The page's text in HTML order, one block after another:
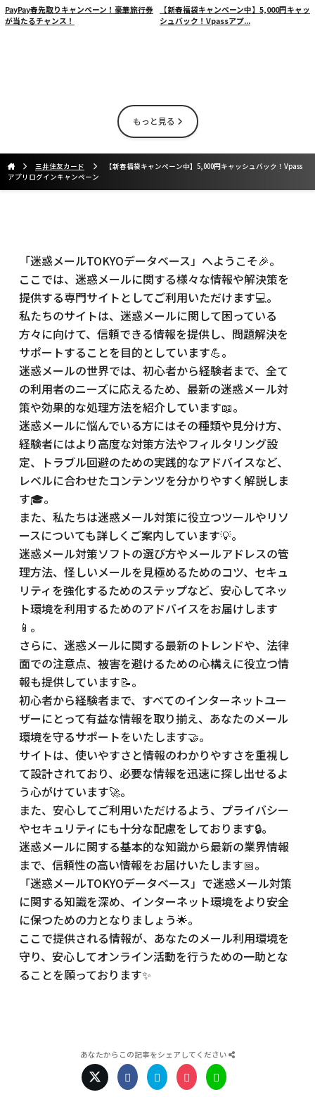
PayPay春先取りキャンペーン！豪華旅行券
が当たるチャンス！
【新春福袋キャンペーン中】5,000円キャッ
シュバック！Vpassアプ...
もっと見る
三井住友カード
【新春福袋キャンペーン中】5,000円キャッシュバック！Vpass
アプリログインキャンペーン
「迷惑メールTOKYOデータベース」へようこそ🎉。
ここでは、迷惑メールに関する様々な情報や解決策を
提供する専門サイトとしてご利用いただけます💻。
私たちのサイトは、迷惑メールに関して困っている
方々に向けて、信頼できる情報を提供し、問題解決を
サポートすることを目的としています💪。
迷惑メールの世界では、初心者から経験者まで、全て
の利用者のニーズに応えるため、最新の迷惑メール対
策や効果的な処理方法を紹介しています📖。
迷惑メールに悩んでいる方にはその種類や見分け方、
経験者にはより高度な対策方法やフィルタリング設
定、トラブル回避のための実践的なアドバイスなど、
レベルに合わせたコンテンツを分かりやすく解説しま
す🎓。
また、私たちは迷惑メール対策に役立つツールやリソ
ースについても詳しくご案内しています💡。
迷惑メール対策ソフトの選び方やメールアドレスの管
理方法、怪しいメールを見極めるためのコツ、セキュ
リティを強化するためのステップなど、安心してネッ
ト環境を利用するためのアドバイスをお届けします
📱。
さらに、迷惑メールに関する最新のトレンドや、法律
面での注意点、被害を避けるための心構えに役立つ情
報も提供しています📝。
初心者から経験者まで、すべてのインターネットユー
ザーにとって有益な情報を取り揃え、あなたのメール
環境を守るサポートをいたします🤝。
サイトは、使いやすさと情報のわかりやすさを重視し
て設計されており、必要な情報を迅速に探し出せるよ
う心がけています🚀。
また、安心してご利用いただけるよう、プライバシー
やセキュリティにも十分な配慮をしております🔒。
迷惑メールに関する基本的な知識から最新の業界情報
まで、信頼性の高い情報をお届けいたします📅。
「迷惑メールTOKYOデータベース」で迷惑メール対策
に関する知識を深め、インターネット環境をより安全
に保つための力となりましょう🌟。
ここで提供される情報が、あなたのメール利用環境を
守り、安心してオンライン活動を行うための一助とな
ることを願っております✨
あなたからこの記事をシェアしてください